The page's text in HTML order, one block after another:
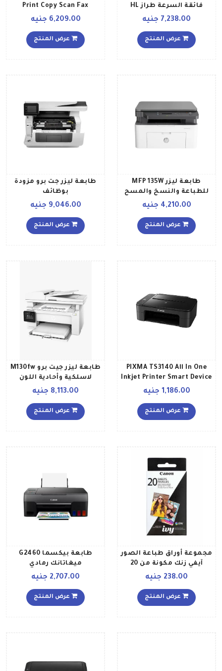
فائقة السرعة طراز HL
L6200DW أسود
7,238.00 جنيه
عرض المنتج
Print Copy Scan Fax
Automated Document
Print Up To 18000
Black8000 Colour Pages
6,209.00 جنيه
عرض المنتج
طابعة ليزر MFP 135W
للطباعة والنسخ والمسح
الضوئي حتى 20 صفحة في 4,210.00 جنيه
عرض المنتج
طابعة ليزر جت برو مزودة
بوظائف
الطباعةالنسخالمسح
طراز M428dw أبيض
9,046.00 جنيه
عرض المنتج
PIXMA TS3140 All In One
Inkjet Printer Smart Device
Connectivity Prints
5x7” أسود
1,186.00 جنيه
عرض المنتج
طابعة ليزر جيت برو M130fw
لاسلكية وأحادية اللون
ومتعددة الوظائف طراز
8,113.00 جنيه
عرض المنتج
مجموعة أوراق طباعة الصور
آيفي زنك مكونة من 20
قطعة 2 X 3بوصة أبيض238.00 جنيه
عرض المنتج
طابعة بيكسما G2460
ميغاتانك رمادي
2,707.00 جنيه
عرض المنتج